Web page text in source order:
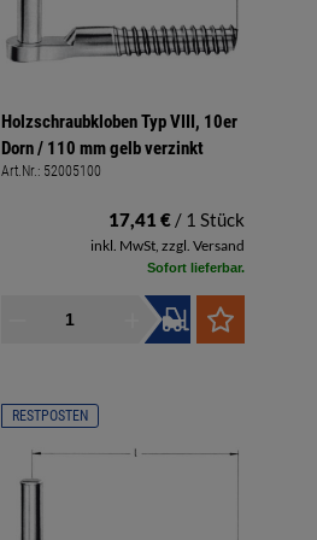
Holzschraubkloben Typ VIII, 10er
Dorn / 110 mm gelb verzinkt
Art.Nr.: 52005100
17,41 € / 1 Stück
inkl. MwSt, zzgl. Versand
Sofort lieferbar.
RESTPOSTEN